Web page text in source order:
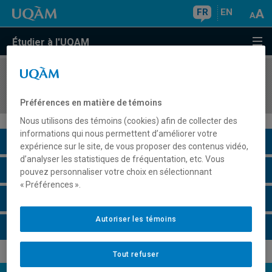
FR EN
Étudier à l'UQAM
COURS//
Description du cours
Horaire - Été 2026
Préférences en matière de témoins
Nous utilisons des témoins (cookies) afin de collecter des
informations qui nous permettent d’améliorer votre
expérience sur le site, de vous proposer des contenus vidéo,
d’analyser les statistiques de fréquentation, etc. Vous
pouvez personnaliser votre choix en sélectionnant
« Préférences ».
Tout refuser
Autoriser les témoins